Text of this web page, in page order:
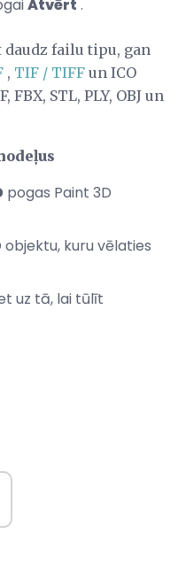
Atvērt .
daudz failu tipu, gan
, TIF / TIFF un ICO
STL, PLY, OBJ un
pogas Paint 3D
kuru vēlaties
uz tā, lai tūlīt